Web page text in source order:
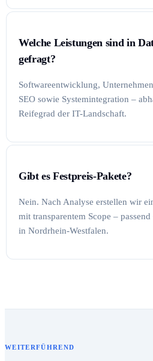
Welche Leistungen sind in
gefragt?
Softwareentwicklung,
SEO sowie Systemintegration –
Reifegrad der IT-Landschaft.
Gibt es Festpreis-Pakete?
Nein. Nach Analyse erstellen wir
mit transparentem Scope –
in Nordrhein-Westfalen.
WEITERFÜHREND